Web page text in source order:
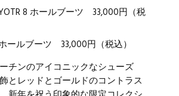
ールブーツ 33,000円（税込）
チンのアイコニックなシューズ
とレッドとゴールドのコントラス